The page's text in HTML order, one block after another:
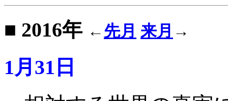
■ 2016年 ← 先月 来月 →
1月31日